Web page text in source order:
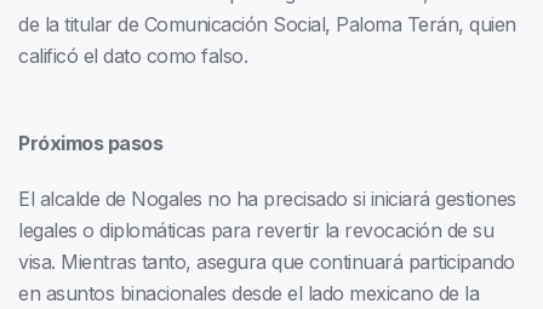
de la titular de Comunicación Social, Paloma Terán, quien
calificó el dato como falso.
Próximos pasos
El alcalde de Nogales no ha precisado si iniciará gestiones
legales o diplomáticas para revertir la revocación de su
visa. Mientras tanto, asegura que continuará participando
en asuntos binacionales desde el lado mexicano de la